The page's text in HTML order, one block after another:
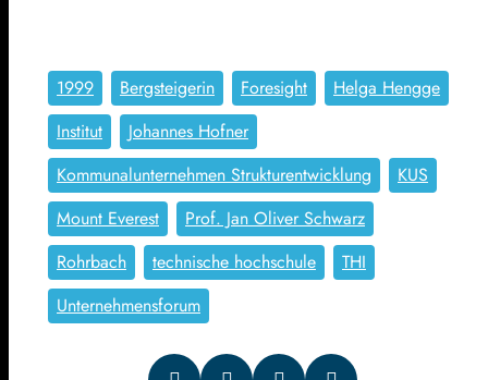
1999 Bergsteigerin Foresight
Helga Hengge
Institut
Johannes Hofner
Kommunalunternehmen Strukturentwicklung
KUS
Mount Everest
Prof. Jan Oliver Schwarz
Rohrbach
technische hochschule
THI
Unternehmensforum